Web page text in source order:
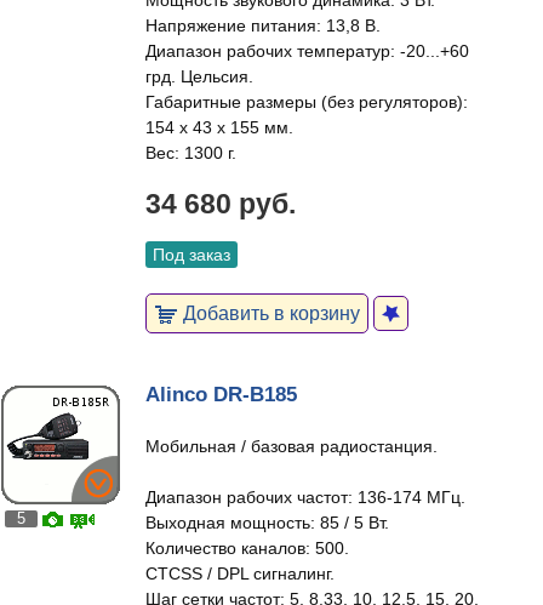
Напряжение питания: 13,8 В.
Диапазон рабочих температур: -20...+60
грд. Цельсия.
Габаритные размеры (без регуляторов):
154 x 43 x 155 мм.
Вес: 1300 г.
34 680 руб.
Под заказ
Добавить в корзину
5
Alinco DR-B185
Мобильная / базовая радиостанция.
Диапазон рабочих частот: 136-174 МГц.
Выходная мощность: 85 / 5 Вт.
Количество каналов: 500.
CTCSS / DPL сигналинг.
Шаг сетки частот: 5, 8.33, 10, 12.5, 15, 20,